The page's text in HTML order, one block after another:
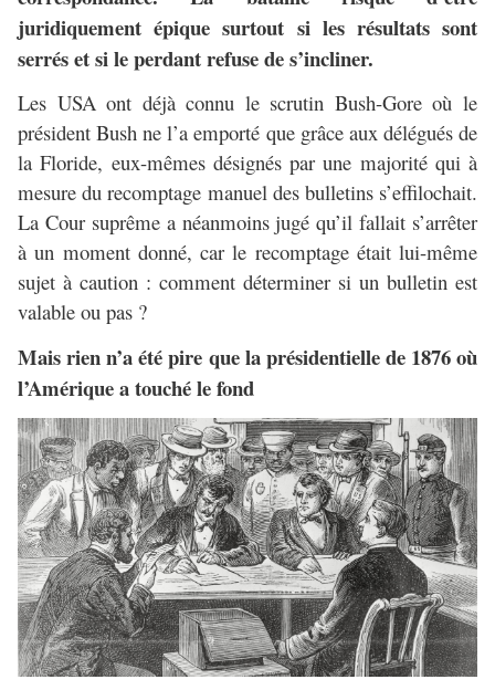
juridiquement épique surtout si les résultats sont
serrés et si le perdant refuse de s’incliner.
Les USA ont déjà connu le scrutin Bush-Gore où le
président Bush ne l’a emporté que grâce aux délégués de
la Floride, eux-mêmes désignés par une majorité qui à
mesure du recomptage manuel des bulletins s’effilochait.
La Cour suprême a néanmoins jugé qu’il fallait s’arrêter
à un moment donné, car le recomptage était lui-même
sujet à caution : comment déterminer si un bulletin est
valable ou pas ?
Mais rien n’a été pire que la présidentielle de 1876 où
l’Amérique a touché le fond